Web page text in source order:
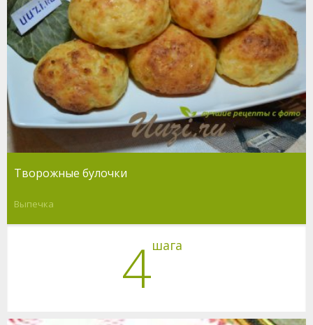
Творожные булочки
Выпечка
4шага